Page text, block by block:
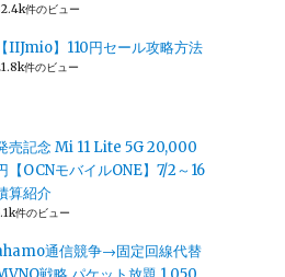
件のビュー
【IIJmio】110円セール攻略方法
件のビュー
売記念 Mi 11 Lite 5G 20,000
【OCNモバイルONE】7/2～16
算紹介
件のビュー
通信競争→固定回線代替